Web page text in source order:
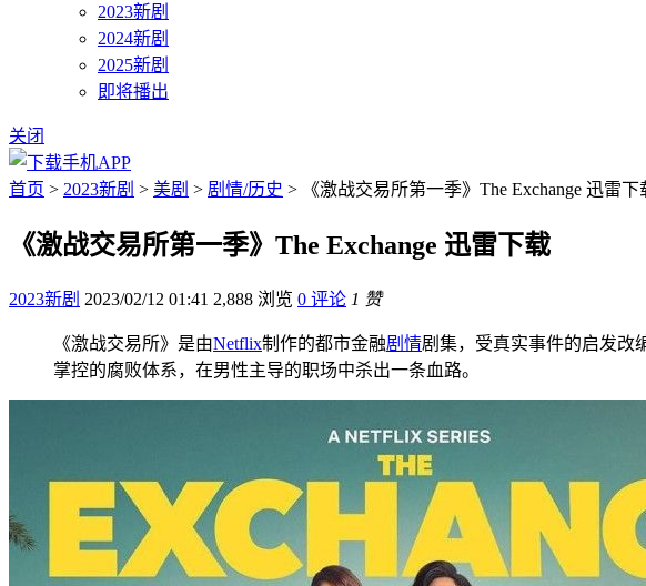
2023新剧
2024新剧
2025新剧
即将播出
关闭
首页 > 2023新剧 > 美剧 > 剧情/历史 > 《激战交易所第一季》The Exchange 迅雷下
《激战交易所第一季》The Exchange 迅雷下载
2023新剧 2023/02/12 01:41 2,888 浏览 0 评论 1 赞
《激战交易所》是由Netflix制作的都市金融剧情剧集，受真实事件的启发改
掌控的腐败体系，在男性主导的职场中杀出一条血路。